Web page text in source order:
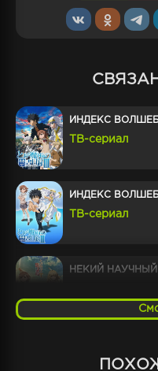
ИНДЕКС
ТВ-сериал
ИНДЕКС
ТВ-сериал
НЕКИЙ НАУЧНЫЙ
ТВ-сериал